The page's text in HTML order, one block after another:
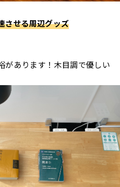
させる周辺グッズ
があります！木目調で優しい